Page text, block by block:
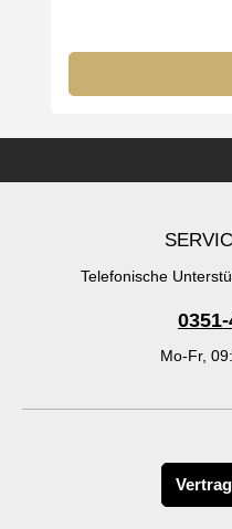
Telefonische
Mo-Fr,